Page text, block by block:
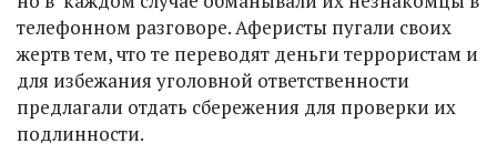
телефонном разговоре. Аферисты пугали своих
жертв тем, что те переводят деньги террористам и
для избежания уголовной ответственности
предлагали отдать сбережения для проверки их
подлинности.